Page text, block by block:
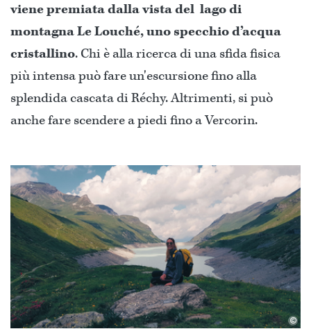
viene premiata dalla vista del lago di
montagna Le Louché, uno specchio d’acqua
cristallino. Chi è alla ricerca di una sfida fisica
più intensa può fare un'escursione fino alla
splendida cascata di Réchy. Altrimenti, si può
anche fare scendere a piedi fino a Vercorin.
©